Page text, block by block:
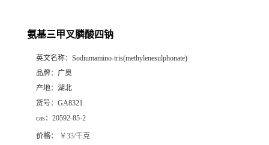
氨基三甲叉膦酸四钠
英文名称： Sodiumamino-tris(methylenesulphonate)
品牌： 广奥
产地： 湖北
货号： GA8321
cas： 20592-85-2
价格： ￥33/千克